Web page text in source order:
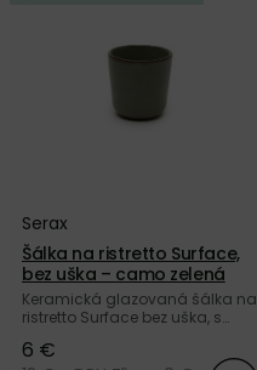
Serax
Šálka na ristretto Surface,
bez uška – camo zelená
Keramická glazovaná šálka na
ristretto Surface bez uška, s
zelenej farbe od belgickej
6 €